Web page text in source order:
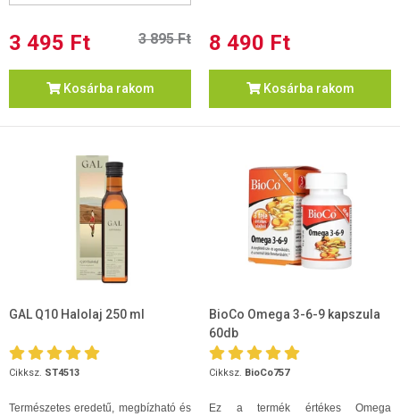
3 495 Ft 3 895 Ft
Kosárba rakom
8 490 Ft
Kosárba rakom
GAL Q10 Halolaj 250 ml
Cikksz. ST4513
Természetes eredetű, megbízható és
BioCo Omega 3-6-9 kapszula
60db
Cikksz. BioCo757
Ez a termék értékes Omega